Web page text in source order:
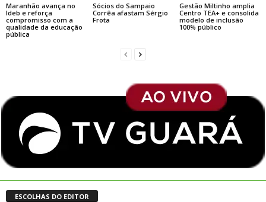
Maranhão avança no
Ideb e reforça
compromisso com a
qualidade da educação
pública
Sócios do Sampaio
Corrêa afastam Sérgio
Frota
Gestão Miltinho amplia
Centro TEA+ e consolida
modelo de inclusão
100% público
ESCOLHAS DO EDITOR